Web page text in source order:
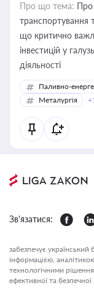
Про що тема: Про
транспортування
що критично
інвестицій у
діяльності
Паливно-
Металургія
Зв'язатися:
забезпечує український
інформацією,
технологічними
ефективної та